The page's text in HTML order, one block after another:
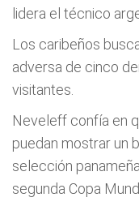
lidera el técnico
Los caribeños
adversa de cinco
visitantes.
Neveleff confía en
puedan mostrar un
selección
segunda Copa